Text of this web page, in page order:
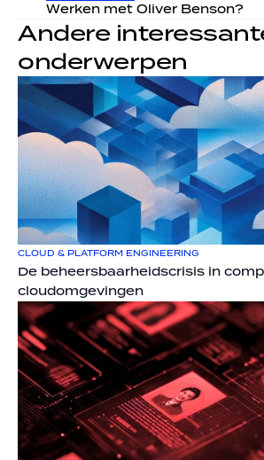
Werken met Oliver Benson?
Andere
onderwerpen
CLOUD & PLATFORM ENGINEERING
De beheersbaarheidscrisis in
cloudomgevingen